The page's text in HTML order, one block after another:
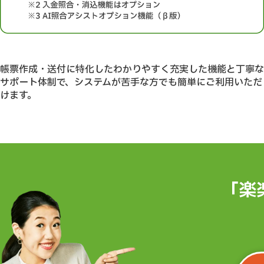
帳票作成・送付に特化したわかりやすく充実した機能と丁寧な
サポート体制で、システムが苦手な方でも簡単にご利用いただ
けます。
「